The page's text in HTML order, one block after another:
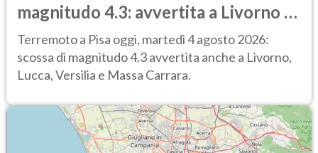
magnitudo 4.3: avvertita a Livorno e
Lucca, treni sospesi
Terremoto a Pisa oggi, martedì 4 agosto 2026:
scossa di magnitudo 4.3 avvertita anche a Livorno,
Lucca, Versilia e Massa Carrara.